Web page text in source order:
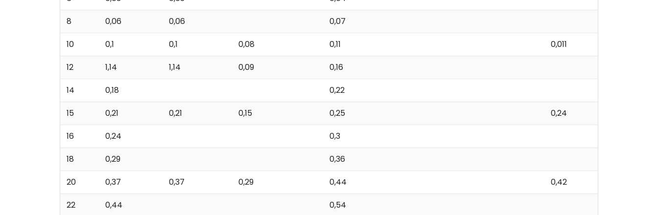
8 0,06 0,06 0,07
10 0,1 0,1 0,08 0,11 0,011
12 1,14 1,14 0,09 0,16
14 0,18 0,22
15 0,21 0,21 0,15 0,25 0,24
16 0,24 0,3
18 0,29 0,36
20 0,37 0,37 0,29 0,44 0,42
22 0,44 0,54